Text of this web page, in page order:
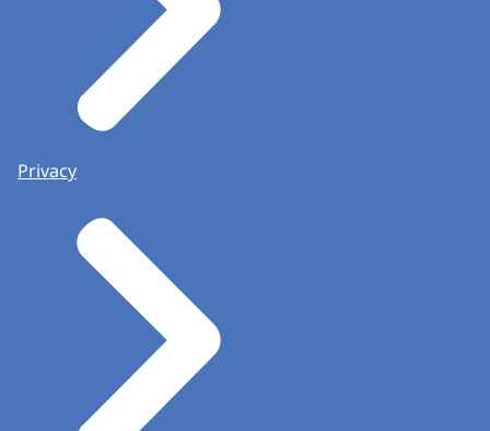
Privacy